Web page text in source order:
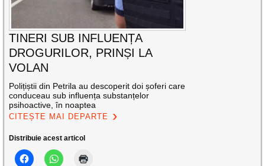
TINERI SUB INFLUENȚA
DROGURILOR, PRINȘI LA
VOLAN
Polițiștii din Petrila au descoperit doi șoferi care
conduceau sub influența substanțelor
psihoactive, în noaptea
CITEȘTE MAI DEPARTE
Distribuie acest articol